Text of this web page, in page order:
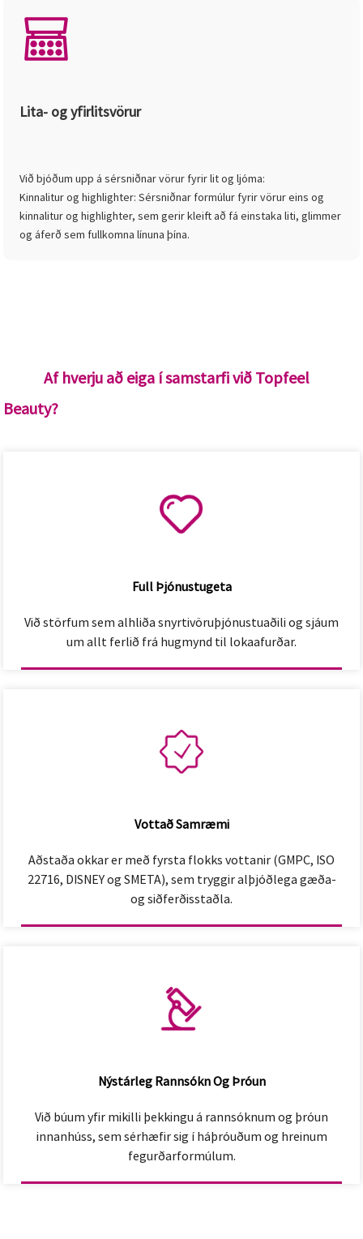
Lita- og yfirlitsvörur
Við bjóðum upp á sérsniðnar vörur fyrir lit og ljóma:
Kinnalitur og highlighter: Sérsniðnar formúlur fyrir vörur eins og
kinnalitur og highlighter, sem gerir kleift að fá einstaka liti, glimmer
og áferð sem fullkomna línuna þína.
Af hverju að eiga í samstarfi við Topfeel
Beauty?
Full Þjónustugeta
Við störfum sem alhliða snyrtivöruþjónustuaðili og sjáum
um allt ferlið frá hugmynd til lokaafurðar.
Vottað Samræmi
Aðstaða okkar er með fyrsta flokks vottanir (GMPC, ISO
22716, DISNEY og SMETA), sem tryggir alþjóðlega gæða-
og siðferðisstaðla.
Nýstárleg Rannsókn Og Þróun
Við búum yfir mikilli þekkingu á rannsóknum og þróun
innanhúss, sem sérhæfir sig í háþróuðum og hreinum
fegurðarformúlum.